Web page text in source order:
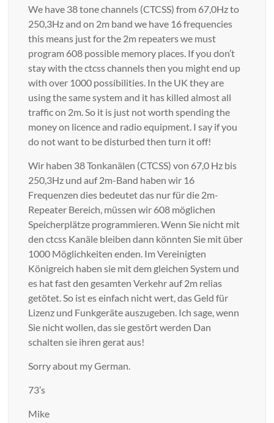
We have 38 tone channels (CTCSS) from 67,0Hz to
250,3Hz and on 2m band we have 16 frequencies
this means just for the 2m repeaters we must
program 608 possible memory places. If you don’t
stay with the ctcss channels then you might end up
with over 1000 possibilities. In the UK they are
using the same system and it has killed almost all
traffic on 2m. So it is just not worth spending the
money on licence and radio equipment. I say if you
do not want to be disturbed then turn it off!
Wir haben 38 Tonkanälen (CTCSS) von 67,0 Hz bis
250,3Hz und auf 2m-Band haben wir 16
Frequenzen dies bedeutet das nur für die 2m-
Repeater Bereich, müssen wir 608 möglichen
Speicherplätze programmieren. Wenn Sie nicht mit
den ctcss Kanäle bleiben dann könnten Sie mit über
1000 Möglichkeiten enden. Im Vereinigten
Königreich haben sie mit dem gleichen System und
es hat fast den gesamten Verkehr auf 2m relias
getötet. So ist es einfach nicht wert, das Geld für
Lizenz und Funkgeräte auszugeben. Ich sage, wenn
Sie nicht wollen, das sie gestört werden Dan
schalten sie ihren gerat aus!
Sorry about my German.
73’s
Mike